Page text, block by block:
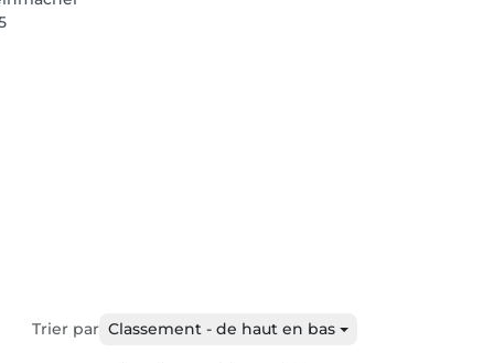
Trier par Classement - de haut en bas